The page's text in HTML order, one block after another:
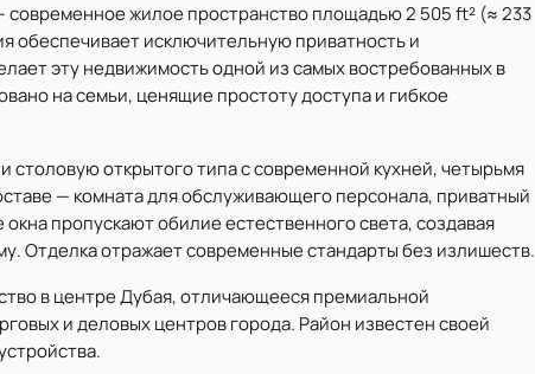
современное жилое пространство площадью 2 505 ft² (≈ 233
обеспечивает исключительную приватность и
эту недвижимость одной из самых востребованных в
на семьи, ценящие простоту доступа и гибкое
открытого типа с современной кухней, четырьмя
— комната для обслуживающего персонала, приватный
пропускают обилие естественного света, создавая
Отделка отражает современные стандарты без излишеств.
в центре Дубая, отличающееся премиальной
и деловых центров города. Район известен своей